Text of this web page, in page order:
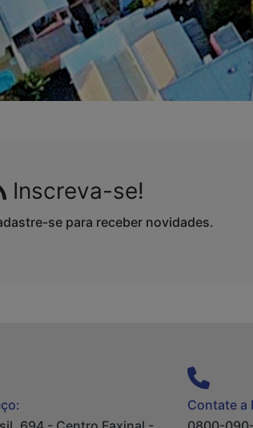
Inscreva-se!
se para receber novidades.
Contate a